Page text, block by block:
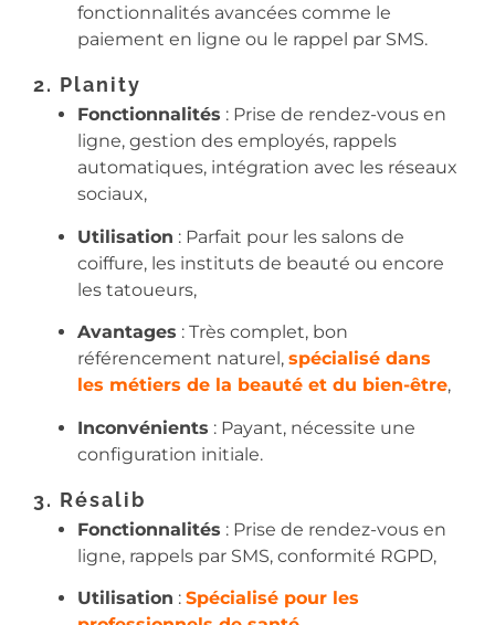
fonctionnalités avancées comme le
paiement en ligne ou le rappel par SMS.
2. Planity
Fonctionnalités : Prise de rendez-vous en
ligne, gestion des employés, rappels
automatiques, intégration avec les réseaux
sociaux,
Utilisation : Parfait pour les salons de
coiffure, les instituts de beauté ou encore
les tatoueurs,
Avantages : Très complet, bon
référencement naturel, spécialisé dans
les métiers de la beauté et du bien-être,
Inconvénients : Payant, nécessite une
configuration initiale.
3. Résalib
Fonctionnalités : Prise de rendez-vous en
ligne, rappels par SMS, conformité RGPD,
Utilisation : Spécialisé pour les